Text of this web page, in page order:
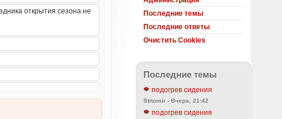
Последние темы
Последние ответы
Очистить Cookies
Последние темы
подогрев сидения
Stitomir - Вчера, 21:42
подогрев сидения